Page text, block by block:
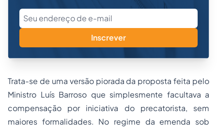
Inscrever
Trata-se de uma versão piorada da proposta feita pelo
Ministro Luís Barroso que simplesmente facultava a
compensação por iniciativa do precatorista, sem
maiores formalidades. No regime da emenda sob